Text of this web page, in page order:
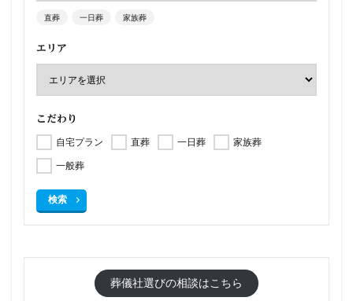
直葬 一日葬 家族葬
エリア
こだわり
自宅プラン 直葬 一日葬
家族葬
一般葬
検索
葬儀社選びの相談はこちら